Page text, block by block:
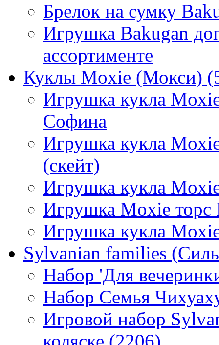
Брелок на сумку
Игрушка Bakugan
ассортименте
Куклы Moxie (Мокси)
Игрушка кукла
Софина
Игрушка кукла
(скейт)
Игрушка кукла
Игрушка Moxie
Игрушка кукла
Sylvanian families
Набор 'Для
Набор Семья
Игровой набор